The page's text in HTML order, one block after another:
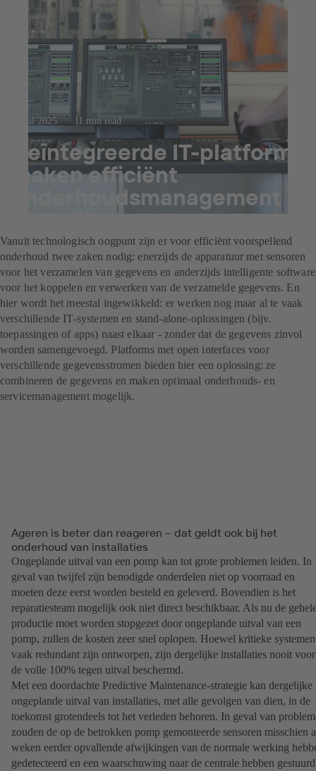
23 jul 2025 11 min read
Geïntegreerde IT-platforms
maken efficiënt
onderhoudsmanagement
Vanuit technologisch oogpunt zijn er voor efficiënt voorspellend
onderhoud twee zaken nodig: enerzijds de apparatuur met sensoren
voor het verzamelen van gegevens en anderzijds intelligente software
voor het koppelen en verwerken van de verzamelde gegevens. En
hier wordt het meestal ingewikkeld: er werken nog maar al te vaak
verschillende IT-systemen en stand-alone-oplossingen (bijv.
toepassingen of apps) naast elkaar - zonder dat de gegevens zinvol
worden samengevoegd. Platforms met open interfaces voor
verschillende gegevensstromen bieden hier een oplossing: ze
combineren de gegevens en maken optimaal onderhouds- en
servicemanagement mogelijk.
Ageren is beter dan reageren – dat geldt ook bij het
onderhoud van installaties
Ongeplande uitval van een pomp kan tot grote problemen leiden. In
geval van twijfel zijn benodigde onderdelen niet op voorraad en
moeten deze eerst worden besteld en geleverd. Bovendien is het
reparatiesteam mogelijk ook niet direct beschikbaar. Als nu de
productie moet worden stopgezet door ongeplande uitval van een
pomp, zullen de kosten zeer snel oplopen. Hoewel kritieke systemen
vaak redundant zijn ontworpen, zijn dergelijke installaties nooit voor
de volle 100% tegen uitval beschermd.
Met een doordachte Predictive Maintenance-strategie kan dergelijke
ongeplande uitval van installaties, met alle gevolgen van dien, in de
toekomst grotendeels tot het verleden behoren. In geval van
zouden de op de betrokken pomp gemonteerde sensoren misschien
weken eerder opvallende afwijkingen van de normale werking
gedetecteerd en een waarschuwing naar de centrale hebben